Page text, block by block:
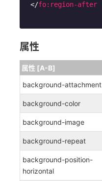
</fo:region-after
属性
属性 [A-B]
background-attachment
background-color
background-image
background-repeat
background-position-
horizontal